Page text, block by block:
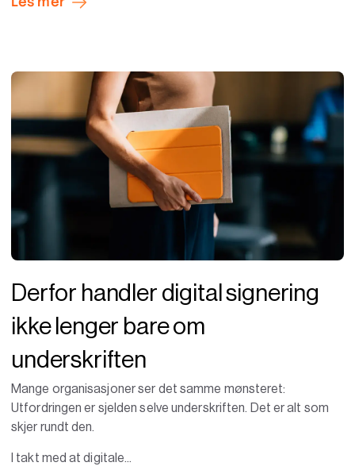
Derfor handler digital signering
ikke lenger bare om
underskriften
Mange organisasjoner ser det samme mønsteret:
Utfordringen er sjelden selve underskriften. Det er alt som
skjer rundt den.
I takt med at digitale...